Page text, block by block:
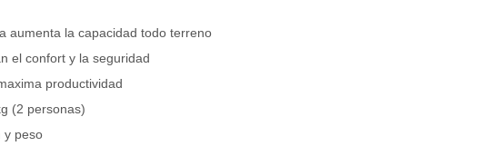
aumenta la capacidad todo terreno
el confort y la seguridad
productividad
(2 personas)
y peso